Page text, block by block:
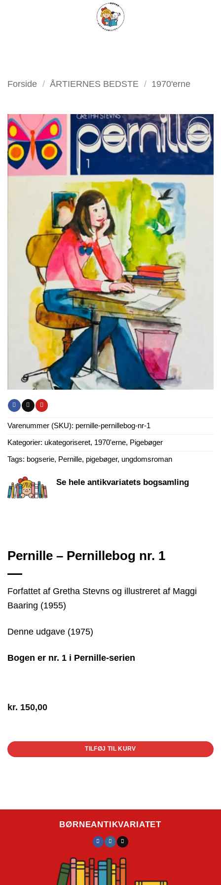
FILTER
Forside / ÅRTIERNES BEDSTE / 1970'erne
Tilføj
Varenummer (SKU): pernille-pernillebog-nr-1
Kategorier: ukategoriseret, 1970'erne, Pigebøger
Tags: bogserie, Pernille, pigebøger, ungdomsroman
Se hele antikvariatets bogsamling
Pernille – Pernillebog nr. 1
Forfattet af Gretha Stevns og illustreret af Maggi
Baaring (1955)
Denne udgave (1975)
Bogen er nr. 1 i Pernille-serien
kr. 150,00
TILFØJ TIL KURV
BØRNEANTIKVARIATET